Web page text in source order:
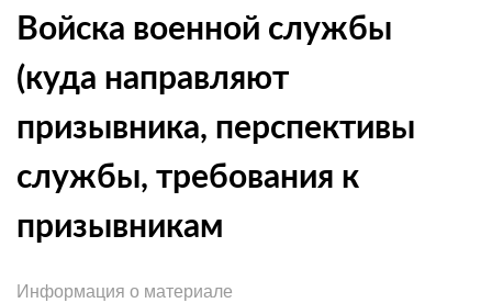
Войска военной службы
(куда направляют
призывника, перспективы
службы, требования к
призывникам
Информация о материале